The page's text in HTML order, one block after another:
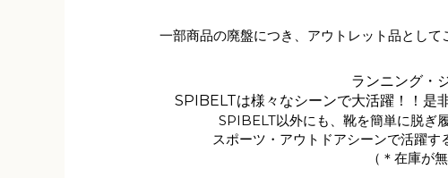
一部商品の廃盤につき、アウトレット品として
ランニング・
SPIBELTは様々なシーンで大活躍！！是
SPIBELT以外にも、靴を簡単に脱ぎ
スポーツ・アウトドアシーンで活躍す
（＊在庫が